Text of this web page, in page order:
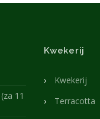
11
Kwekerij
Kwekerij
Terracotta